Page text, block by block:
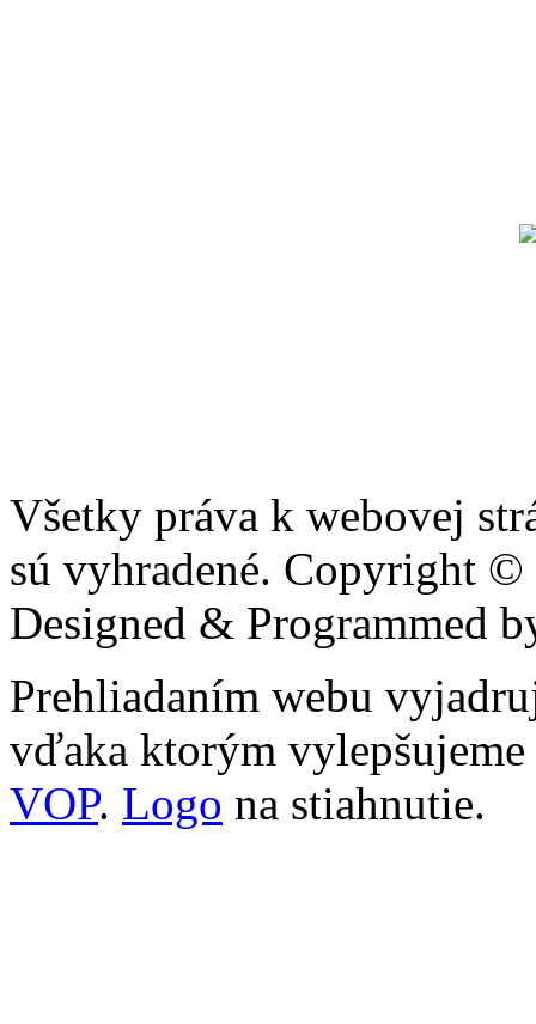
Všetky práva k webovej
sú vyhradené. Copyright ©
Designed & Programmed
Prehliadaním webu
vďaka ktorým
VOP. Logo na stiahnutie.